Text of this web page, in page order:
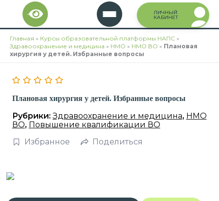
Перейти
содержимому
ЛИЧНЫЙ
КАБИНЕТ
Главная » Курсы образовательной платформы НАПС »
Здравоохранение и медицина » НМО » НМО ВО » Плановая
хирургия у детей. Избранные вопросы
Плановая хирургия у детей. Избранные вопросы
Рубрики:Здравоохранение и медицина, НМО
ВО, Повышение квалификации ВО
Избранное
Поделиться